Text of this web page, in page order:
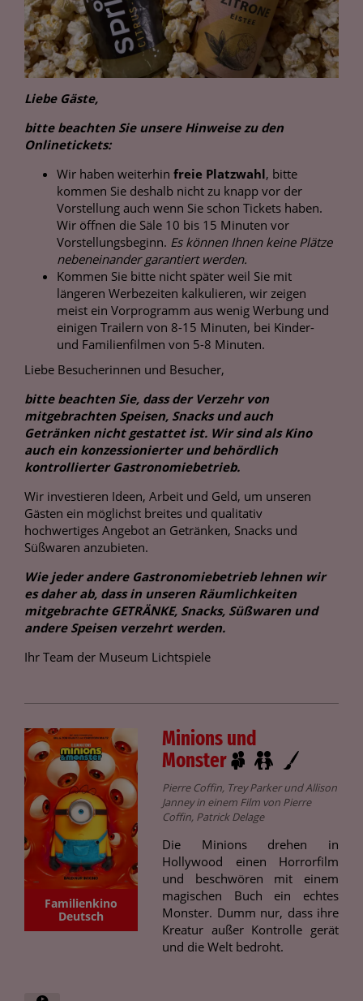
Liebe Gäste,
bitte beachten Sie unsere Hinweise zu den
Onlinetickets:
Wir haben weiterhin freie Platzwahl, bitte
kommen Sie deshalb nicht zu knapp vor der
Vorstellung auch wenn Sie schon Tickets haben.
Wir öffnen die Säle 10 bis 15 Minuten vor
Vorstellungsbeginn. Es können Ihnen keine Plätze
nebeneinander garantiert werden.
Kommen Sie bitte nicht später weil Sie mit
längeren Werbezeiten kalkulieren, wir zeigen
meist ein Vorprogramm aus wenig Werbung und
einigen Trailern von 8-15 Minuten, bei Kinder-
und Familienfilmen von 5-8 Minuten.
Liebe Besucherinnen und Besucher,
bitte beachten Sie, dass der Verzehr von
mitgebrachten Speisen, Snacks und auch
Getränken nicht gestattet ist. Wir sind als Kino
auch ein konzessionierter und behördlich
kontrollierter Gastronomiebetrieb.
Wir investieren Ideen, Arbeit und Geld, um unseren
Gästen ein möglichst breites und qualitativ
hochwertiges Angebot an Getränken, Snacks und
Süßwaren anzubieten.
Wie jeder andere Gastronomiebetrieb lehnen wir
es daher ab, dass in unseren Räumlichkeiten
mitgebrachte GETRÄNKE, Snacks, Süßwaren und
andere Speisen verzehrt werden.
Ihr Team der Museum Lichtspiele
Familienkino
Deutsch
Minions und
Monster
Pierre Coffin, Trey Parker und Allison
Janney in einem Film von Pierre
Coffin, Patrick Delage
Die Minions drehen in
Hollywood einen Horrorfilm
und beschwören mit einem
magischen Buch ein echtes
Monster. Dumm nur, dass ihre
Kreatur außer Kontrolle gerät
und die Welt bedroht.